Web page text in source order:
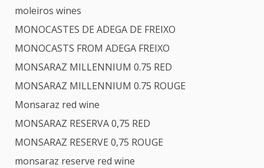
moleiros wines
MONOCASTES DE ADEGA DE FREIXO
MONOCASTS FROM ADEGA FREIXO
MONSARAZ MILLENNIUM 0.75 RED
MONSARAZ MILLENNIUM 0.75 ROUGE
Monsaraz red wine
MONSARAZ RESERVA 0,75 RED
MONSARAZ RESERVE 0,75 ROUGE
monsaraz reserve red wine